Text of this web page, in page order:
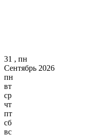
31 , пн
Сентябрь 2026
пн
вт
ср
чт
пт
сб
вс